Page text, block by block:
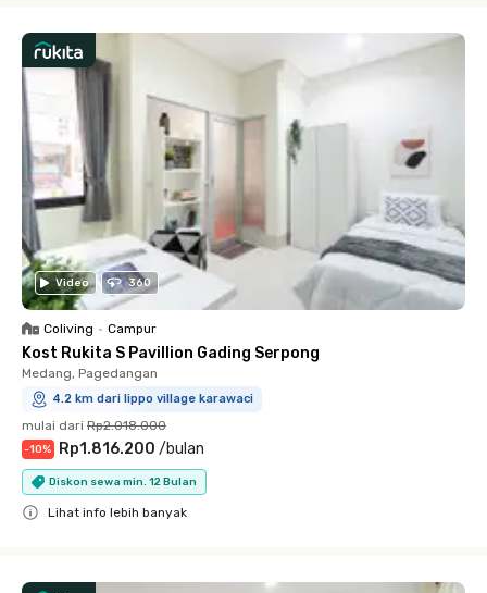
Video 360
Coliving • Campur
Kost Rukita S Pavillion Gading Serpong
Medang, Pagedangan
4.2 km dari lippo village karawaci
mulai dari Rp2.018.000
-10% Rp1.816.200 /bulan
Diskon sewa min. 12 Bulan
Lihat info lebih banyak